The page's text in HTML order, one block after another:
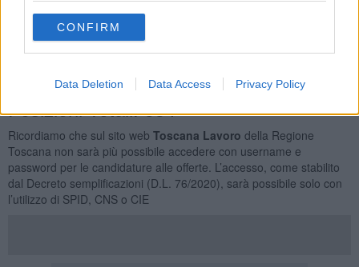
CONFIRM
Data Deletion Data Access Privacy Policy
Tipologia Contratto
Lavoro a Tempo Determinato
Lavoro a Tempo Indeterminato85
Collaborazione Coordinata e Continuativa
Posizioni Totali: 534
Ricordiamo che sul sito web Toscana Lavoro della Regione
Toscana non sarà più possibile accedere con username e
password per le candidature alle offerte. L’accesso, come stabilito
dal Decreto semplificazioni (D.L. 76/2020), sarà possibile solo con
l’utilizzo di SPID, CNS o CIE